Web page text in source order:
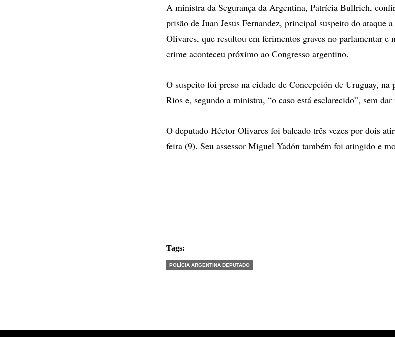
A ministra da Segurança da Argentina, Patrícia Bullrich,
prisão de Juan Jesus Fernandez, principal suspeito do ataque
Olivares, que resultou em ferimentos graves no parlamentar e
crime aconteceu próximo ao Congresso argentino.
O suspeito foi preso na cidade de Concepción de Uruguay,
Rios e, segundo a ministra, “o caso está esclarecido”, sem dar
O deputado Héctor Olivares foi baleado três vezes por dois
feira (9). Seu assessor Miguel Yadón também foi atingido e
Tags:
POLÍCIA ARGENTINA DEPUTADO